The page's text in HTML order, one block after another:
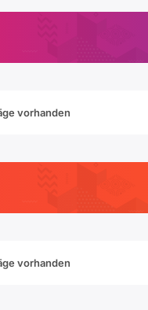
vorhanden
vorhanden